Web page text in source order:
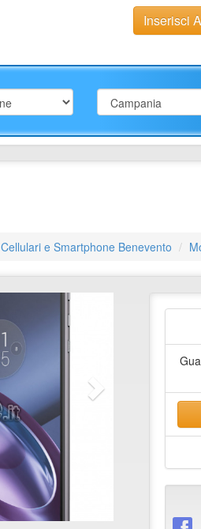
Inserisci
Cellulari e Smartphone Benevento